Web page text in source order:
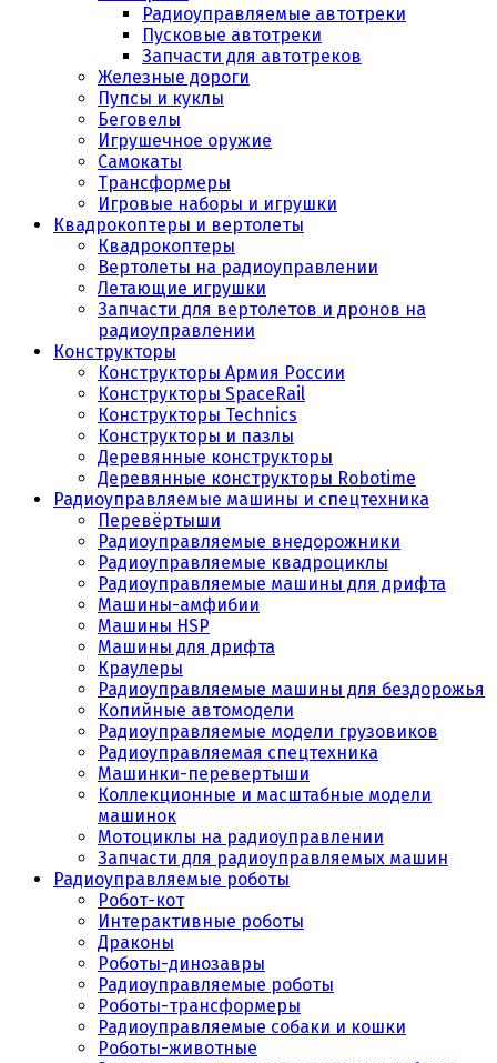
Радиоуправляемые автотреки
Пусковые автотреки
Запчасти для автотреков
Железные дороги
Пупсы и куклы
Беговелы
Игрушечное оружие
Самокаты
Трансформеры
Игровые наборы и игрушки
Квадрокоптеры и вертолеты
Квадрокоптеры
Вертолеты на радиоуправлении
Летающие игрушки
Запчасти для вертолетов и дронов на
радиоуправлении
Конструкторы
Конструкторы Армия России
Конструкторы SpaceRail
Конструкторы Technics
Конструкторы и пазлы
Деревянные конструкторы
Деревянные конструкторы Robotime
Радиоуправляемые машины и спецтехника
Перевёртыши
Радиоуправляемые внедорожники
Радиоуправляемые квадроциклы
Радиоуправляемые машины для дрифта
Машины-амфибии
Машины HSP
Машины для дрифта
Краулеры
Радиоуправляемые машины для бездорожья
Копийные автомодели
Радиоуправляемые модели грузовиков
Радиоуправляемая спецтехника
Машинки-перевертыши
Коллекционные и масштабные модели
машинок
Мотоциклы на радиоуправлении
Запчасти для радиоуправляемых машин
Радиоуправляемые роботы
Робот-кот
Интерактивные роботы
Драконы
Роботы-динозавры
Радиоуправляемые роботы
Роботы-трансформеры
Радиоуправляемые собаки и кошки
Роботы-животные